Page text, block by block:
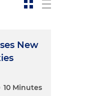
New
10 Minutes